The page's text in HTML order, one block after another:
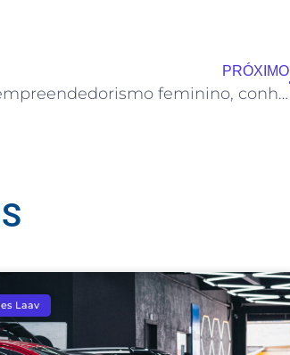
PRÓXIMO
No dia do empreendedorismo feminino, conheça 5 negócios liderados por mulheres empreendedoras
Laav